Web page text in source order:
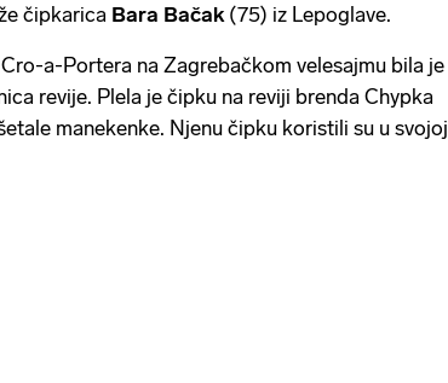
čipkarica Bara Bačak (75) iz Lepoglave.
a-Portera na Zagrebačkom velesajmu bila je
revije. Plela je čipku na reviji brenda Chypka
manekenke. Njenu čipku koristili su u svojoj